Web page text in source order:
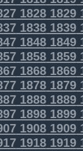
18281829
18381839
18481849
18581859
18681869
18781879
18881889
18981899
19081909
19181919